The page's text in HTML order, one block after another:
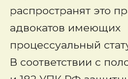
распространят это
адвокатов имеющих
процессуальный
В соответствии с